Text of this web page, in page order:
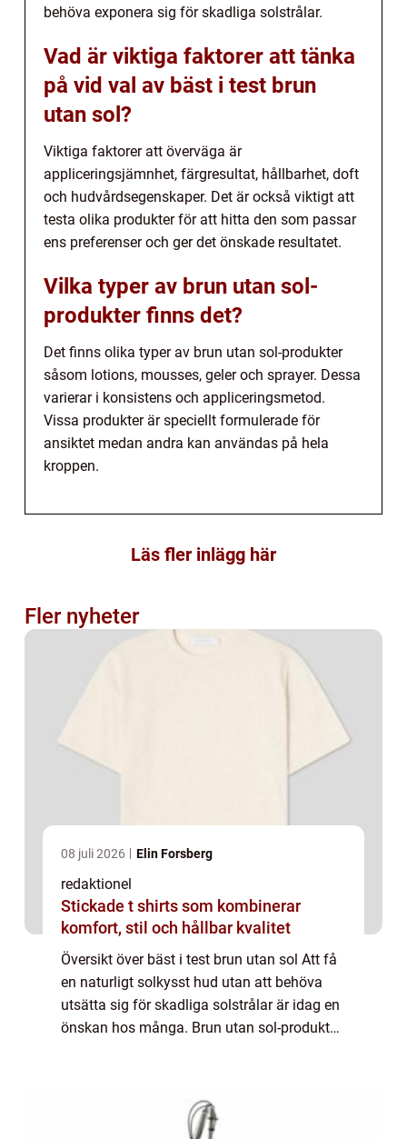
behöva exponera sig för skadliga solstrålar.
Vad är viktiga faktorer att tänka
på vid val av bäst i test brun
utan sol?
Viktiga faktorer att överväga är
appliceringsjämnhet, färgresultat, hållbarhet, doft
och hudvårdsegenskaper. Det är också viktigt att
testa olika produkter för att hitta den som passar
ens preferenser och ger det önskade resultatet.
Vilka typer av brun utan sol-
produkter finns det?
Det finns olika typer av brun utan sol-produkter
såsom lotions, mousses, geler och sprayer. Dessa
varierar i konsistens och appliceringsmetod.
Vissa produkter är speciellt formulerade för
ansiktet medan andra kan användas på hela
kroppen.
Läs fler inlägg här
Fler nyheter
08 juli 2026 Elin Forsberg
redaktionel
Stickade t shirts som kombinerar
komfort, stil och hållbar kvalitet
Översikt över bäst i test brun utan sol Att få
en naturligt solkysst hud utan att behöva
utsätta sig för skadliga solstrålar är idag en
önskan hos många. Brun utan sol-produkter